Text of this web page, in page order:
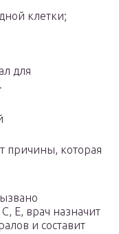
клетки;
для
причины, которая
Е, врач назначит
и составит